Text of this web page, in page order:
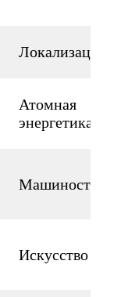
Локализация
Атомная
энергетика
Искусство